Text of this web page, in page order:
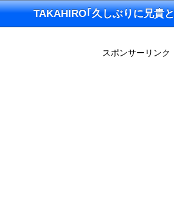
TAKAHIRO｢久しぶりに兄貴
スポンサーリンク